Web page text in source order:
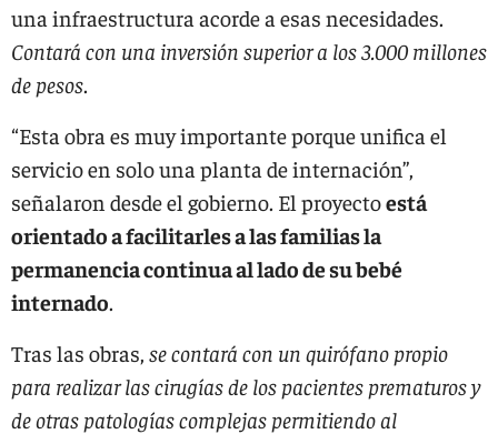
una infraestructura acorde a esas necesidades.
Contará con una inversión superior a los 3.000 millones
de pesos.
“Esta obra es muy importante porque unifica el
servicio en solo una planta de internación”,
señalaron desde el gobierno. El proyectoestá
orientado a facilitarles a las familias la
permanencia continua al lado de su bebé
internado.
Tras las obras, se contará con un quirófano propio
para realizar las cirugías de los pacientes prematuros y
de otras patologías complejas permitiendo al